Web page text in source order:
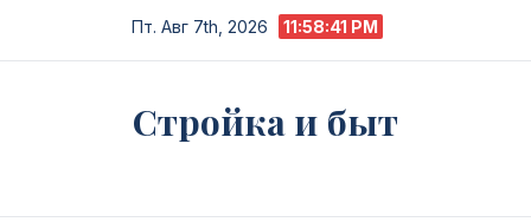
Пт. Авг 7th, 2026 11:58:42 PM
Стройка и быт